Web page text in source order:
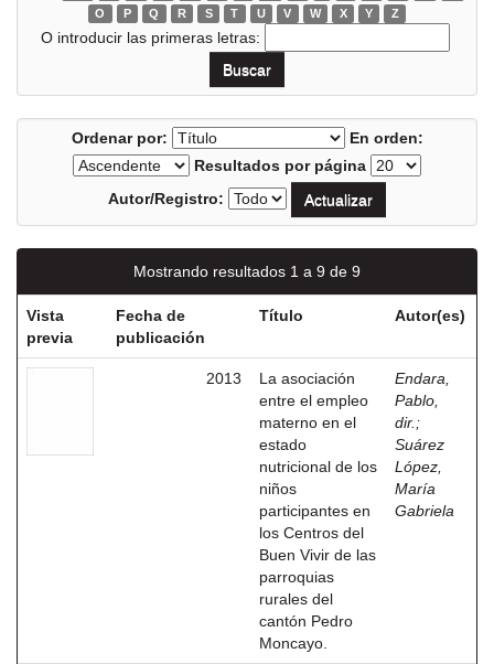
O
P Q R S T U V W X Y Z
O introducir las primeras letras:
Ordenar por:
En orden:
Resultados por página
Autor/Registro:
Mostrando resultados 1 a 9 de 9
Vista
previa
Fecha de
publicación
Título Autor(es)
2013
La asociación
entre el empleo
materno en el
estado
nutricional de los
niños
participantes en
los Centros del
Buen Vivir de las
parroquias
rurales del
cantón Pedro
Moncayo.
Endara,
Pablo,
dir. ;
Suárez
López,
María
Gabriela